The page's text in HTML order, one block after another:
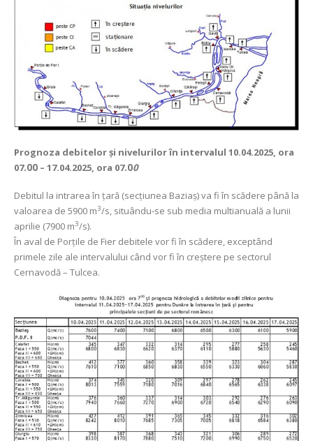
Prognoza debitelor şi nivelurilorîn intervalul 10.04.2025, ora
07.00 – 17.04.2025, ora 07.00
Debitul la intrarea în ţară (secţiunea Baziaş) va fi în scădere până la
valoarea de 5900 m3/s, situându-se sub media multianuală a lunii
aprilie (7900 m3/s).
În aval de Porţile de Fier debitele vor fi în scădere, exceptând
primele zile ale intervalului când vor fi în creștere pe sectorul
Cernavodă – Tulcea.